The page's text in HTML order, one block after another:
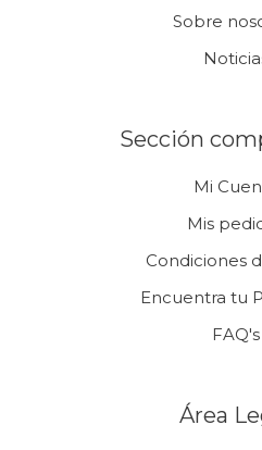
Sobre
Sección
Mi
Mis
Condiciones
Encuentra tu
FAQ's
Área